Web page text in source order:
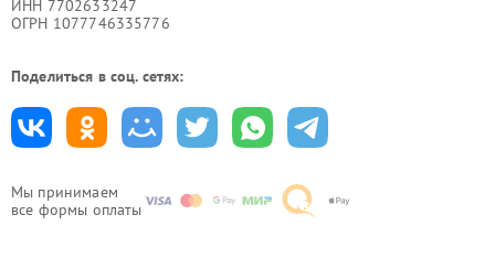
Мы принимаем
все формы оплаты
ИНН 7702633247
ОГРН 1077746335776
Поделиться в соц. сетях: